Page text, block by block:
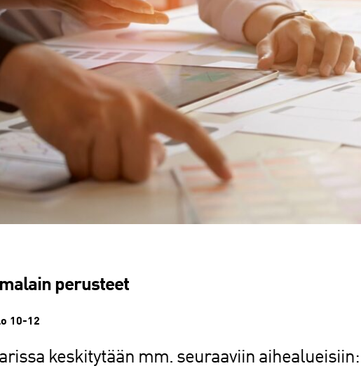
perusteet
10-12
keskitytään mm. seuraaviin aihealueisiin: